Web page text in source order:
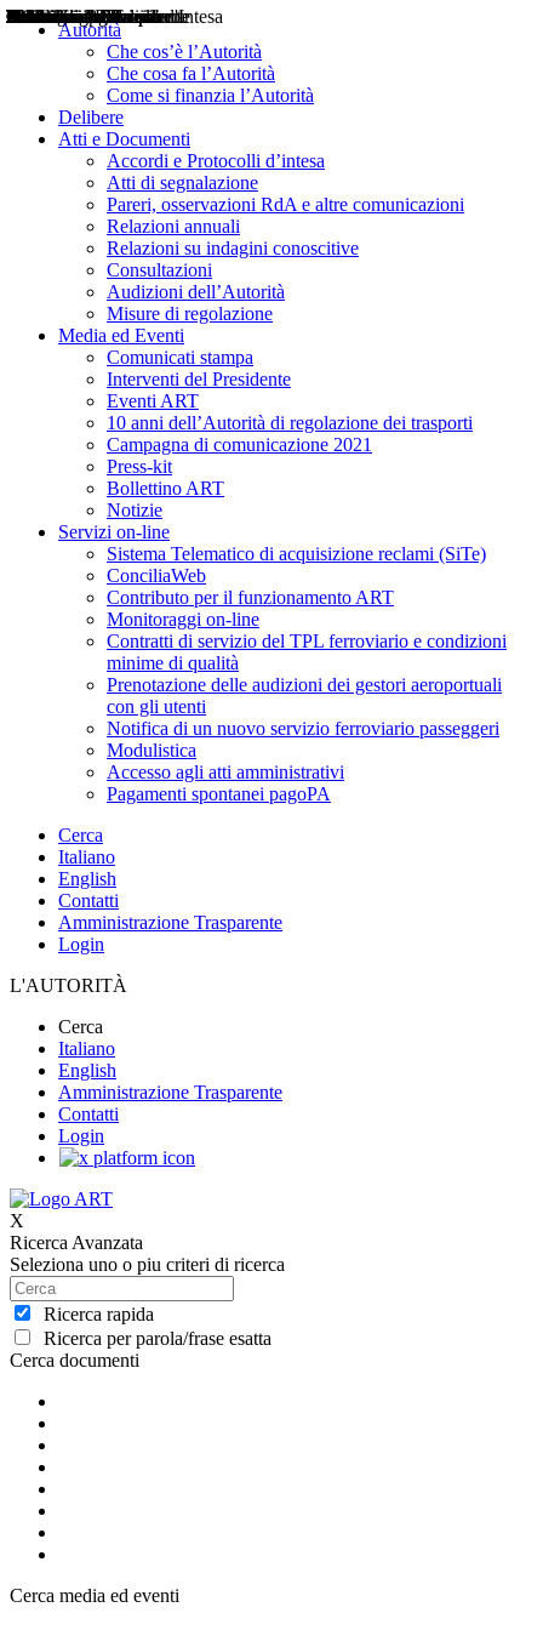
Autorità
Che cos’è l’Autorità
Che cosa fa l’Autorità
Come si finanzia l’Autorità
Delibere
Atti e Documenti
Accordi e Protocolli d’intesa
Atti di segnalazione
Pareri, osservazioni RdA e altre comunicazioni
Relazioni annuali
Relazioni su indagini conoscitive
Consultazioni
Audizioni dell’Autorità
Misure di regolazione
Media ed Eventi
Comunicati stampa
Interventi del Presidente
Eventi ART
10 anni dell’Autorità di regolazione dei trasporti
Campagna di comunicazione 2021
Press-kit
Bollettino ART
Notizie
Servizi on-line
Sistema Telematico di acquisizione reclami (SiTe)
ConciliaWeb
Contributo per il funzionamento ART
Monitoraggi on-line
Contratti di servizio del TPL ferroviario e condizioni
minime di qualità
Prenotazione delle audizioni dei gestori aeroportuali
con gli utenti
Notifica di un nuovo servizio ferroviario passeggeri
Modulistica
Accesso agli atti amministrativi
Pagamenti spontanei pagoPA
Cerca
Italiano
English
Contatti
Amministrazione Trasparente
Login
L'AUTORITÀ
Cerca
Italiano
English
Amministrazione Trasparente
Contatti
Login
X
Ricerca Avanzata
Seleziona uno o piu criteri di ricerca
Ricerca rapida
Ricerca per parola/frase esatta
Cerca documenti
Delibere
Pareri
Consultazioni
Audizioni
Atti di Segnalazione
Accordi e Protocolli d'Intesa
Relazioni annuali
Misure di regolazione
Cerca media ed eventi
Notizie
Comunicati Stampa
Bollettini ART
Convegni ART
Interviste del Presidente
Articoli in primo piano
Interventi del Presidente
2004
2005
2010
2013
2014
2015
2016
2017
2018
2019
202
2020
2021
2022
2023
2024
2025
2026
Aereo
Marittimo
Terrestre